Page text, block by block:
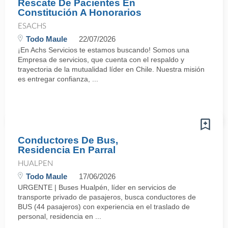
Rescate De Pacientes En
Constitución A Honorarios
ESACHS
Todo Maule 22/07/2026
¡En Achs Servicios te estamos buscando! Somos una
Empresa de servicios, que cuenta con el respaldo y
trayectoria de la mutualidad líder en Chile. Nuestra misión
es entregar confianza, ...
Conductores De Bus,
Residencia En Parral
HUALPEN
Todo Maule 17/06/2026
URGENTE | Buses Hualpén, líder en servicios de
transporte privado de pasajeros, busca conductores de
BUS (44 pasajeros) con experiencia en el traslado de
personal, residencia en ...